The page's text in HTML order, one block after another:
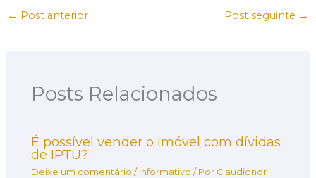
← Post anterior Post seguinte →
Posts Relacionados
É possível vender o imóvel com dívidas
de IPTU?
Deixe um comentário / Informativo / Por Claudionor